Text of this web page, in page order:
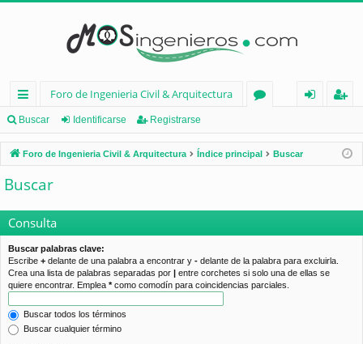
nl
ac
es
rá
pi
d
os
Foro de Ingenieria Civil & Arquitectura
os
nt
ifi
ist
ra
Buscar Identificarse Registrarse
Foro de Ingenieria Civil & Arquitectura Índice principal Buscar
Buscar
Consulta
Buscar palabras clave:
Escribe + delante de una palabra a encontrar y - delante de la palabra para excluirla.
Crea una lista de palabras separadas por | entre corchetes si solo una de ellas se
quiere encontrar. Emplea *como comodín para coincidencias parciales.
Buscar todos los términos
Buscar cualquier término